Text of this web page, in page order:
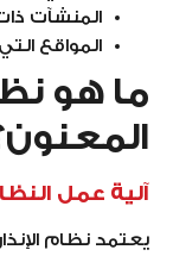
المنشآت
المواقع
ما هو
آلية عمل
يعتمد نظام